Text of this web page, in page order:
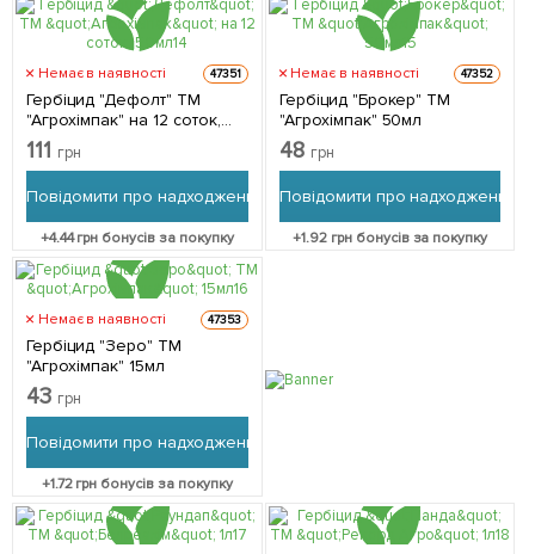
Немає в наявності 47351
Гербіцид "Дефолт" ТМ
"Агрохімпак" на 12 соток,
50мл
111 грн
Повідомити про надходження
+4.44грн бонусів за покупку
Немає в наявності 47352
Гербіцид "Брокер" ТМ
"Агрохімпак" 50мл
48 грн
Повідомити про надходження
+1.92грн бонусів за покупку
Немає в наявності 47353
Гербіцид "Зеро" ТМ
"Агрохімпак" 15мл
43 грн
Повідомити про надходження
+1.72грн бонусів за покупку